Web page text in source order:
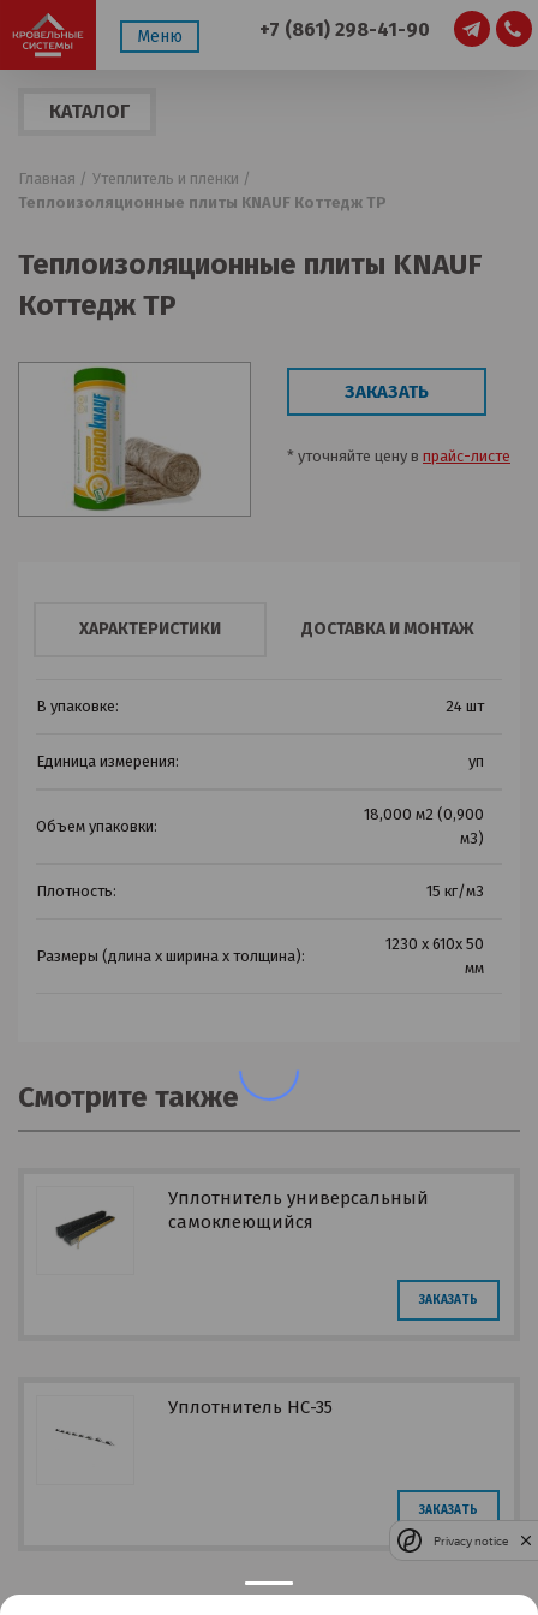
Меню +7 (861) 298-41-90
КАТАЛОГ
Главная / Утеплитель и пленки /
Теплоизоляционные плиты KNAUF Коттедж TР
Теплоизоляционные плиты KNAUF
Коттедж TР
ЗАКАЗАТЬ
* уточняйте цену в прайс-листе
ХАРАКТЕРИСТИКИ ДОСТАВКА И МОНТАЖ
В упаковке: 24 шт
Единица измерения: уп
Объем упаковки:
18,000 м2 (0,900
м3)
Плотность: 15 кг/м3
Размеры (длина х ширина х толщина):
1230 х 610х 50
мм
Смотрите также
Уплотнитель универсальный
самоклеющийся
ЗАКАЗАТЬ
Уплотнитель НС-35
ЗАКАЗАТЬ
Privacy notice